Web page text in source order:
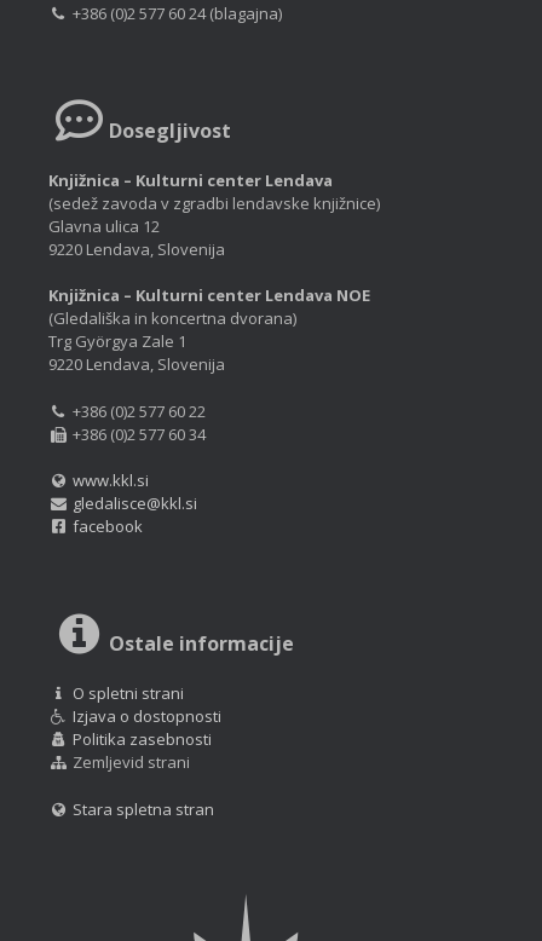
+386 (0)2 577 60 24 (blagajna)
Dosegljivost
Knjižnica – Kulturni center Lendava
(sedež zavoda v zgradbi lendavske knjižnice)
Glavna ulica 12
9220 Lendava, Slovenija
Knjižnica – Kulturni center Lendava NOE
(Gledališka in koncertna dvorana)
Trg Györgya Zale 1
9220 Lendava, Slovenija
+386 (0)2 577 60 22
+386 (0)2 577 60 34
www.kkl.si
gledalisce@kkl.si
facebook
Ostale informacije
O spletni strani
Izjava o dostopnosti
Politika zasebnosti
Zemljevid strani
Stara spletna stran